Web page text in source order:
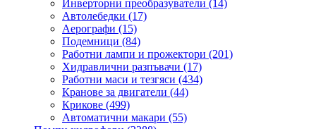
Инверторни преобразуватели (14)
Автолебедки (17)
Аерографи (15)
Подемници (84)
Работни лампи и прожектори (201)
Хидравлични разпъвачи (17)
Работни маси и тезгяси (434)
Кранове за двигатели (44)
Крикове (499)
Автоматични макари (55)